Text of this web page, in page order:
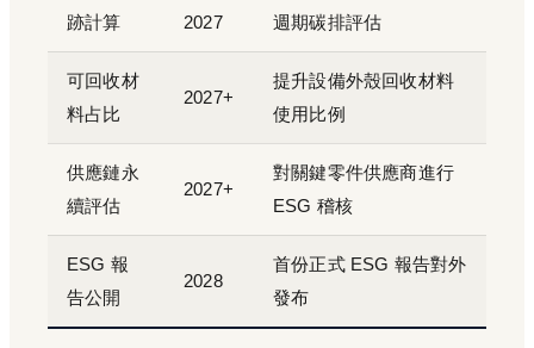
跡計算
2027
週期碳排評估
可回收材
料占比
2027+
提升設備外殼回收材料
使用比例
供應鏈永
續評估
2027+
對關鍵零件供應商進行
ESG 稽核
ESG 報
告公開
2028
首份正式 ESG 報告對外
發布